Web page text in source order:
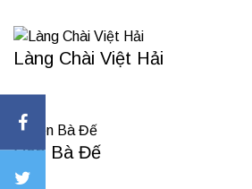
Làng Chài Việt Hải
Đền Bà Đế